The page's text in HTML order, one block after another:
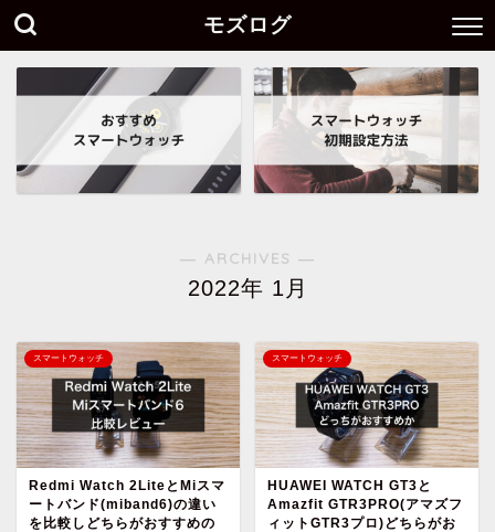
モズログ
― ARCHIVES ―
2022年 1月
スマートウォッチ
Redmi Watch 2LiteとMiスマ
ートバンド(miband6)の違い
を比較しどちらがおすすめの
スマートウォッチ
HUAWEI WATCH GT3と
Amazfit GTR3PRO(アマズフ
ィットGTR3プロ)どちらがお